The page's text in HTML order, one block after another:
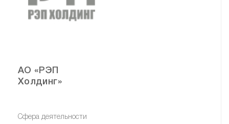
АО «РЭП
Холдинг»
Сфера деятельности